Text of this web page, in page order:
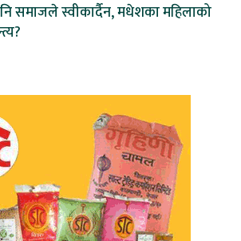
समाजले स्वीकार्दैन, मधेशका महिलाको